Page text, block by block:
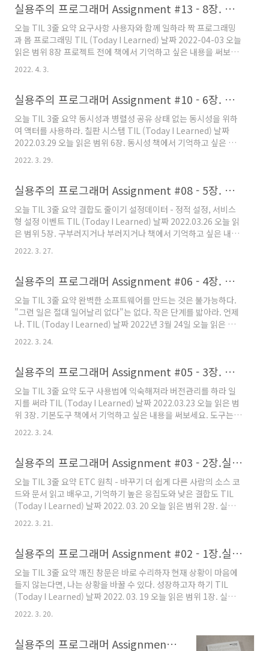
다. 모달 창의 바탕색은 회색이다. 요구사항이 맞다고 생각한다. ->
해답 : 이 문장만으로는 진짜 요구사항이 아니다. 무엇이 필요한지
알기 위해서 "왜?"라는 질문을 할 필요가 있다. 애플리케이션은 프
론트엔드 프로세스 몇개와 백엔드 서버로 구성된다 요구사항이 아
니라고 생각한다. 몇개의 프론트엔드와 백엔드 서버로 구현할지는
고객의 ..
실용주의 프로그래머 Assignment #13 - 8장. 프로젝트 전에
오늘 TIL 3줄 요약 요구사항 사용자와 함께 일하라 짝 프로그래밍
과 몹 프로그래밍 TIL (Today I Learned) 날짜 2022-04-03 오늘
읽은 범위 8장 프로젝트 전에 책에서 기억하고 싶은 내용을 써보세
요. 신입 개발자들이 자주 범하는 실수는 이런 요청 사항을 받았을
때 바로 해결책을 구현해 버리는 것이다. 하지만 의뢰인이 미처 고
키울 수 있는 상황이기도 하다. 요구사항은 피드백을 반복하며 알게
된다. 말로 표현하기 어려울 때도 있다. 목업이나 프로토타입을 만
들어서 의뢰인에게 직접 다루어 볼 수 있도록 한다. 만든 모형이나
프로토 타입이 이리저리 바꾸기 쉬워서 의뢰인과 대화하는 도중에
도 계속 바꿀 수 있다면 이상적이다. 실용주..
2022. 4. 3.
실용주의 프로그래머 Assignment #10 - 6장. 동시성
오늘 TIL 3줄 요약 동시성과 병렬성 공유 상태 없는 동시성을 위하
여 액터를 사용하라. 칠판 시스템 TIL (Today I Learned) 날짜
2022.03.29 오늘 읽은 범위 6장. 동시성 책에서 기억하고 싶은 내
용을 써보세요. 동시성(Concurrency): 둘 이상의 코드 조각이 실
행될 때 동시에 실행 중인 것처럼 행동하는 것 병렬성
있다. 여러분의 애플리케이션이 실제 세상을 다루기 원한다면 동시
성은 필수다. 세상은 비동기적이기 때문이다. 동시성이나 병렬성을
지원하는 코드를 쓰는 건 왜 어려울까? 한가지 이유는 우리가 프로
그래밍을 순차적 시스템으로 배워서다. 순차적으로 사용할 땐 비교
적 안전하지만, 동시에 두가지 일이 일어..
2022. 3. 29.
실용주의 프로그래머 Assignment #08 - 5장. 구부러지거나 부러지거나
오늘 TIL 3줄 요약 결합도 줄이기 설정데이터 - 정적 설정, 서비스
형 설정 이벤트 TIL (Today I Learned) 날짜 2022.03.26 오늘 읽
은 범위 5장. 구부러지거나 부러지거나 책에서 기억하고 싶은 내용
을 써보세요. 결합도 줄이기 가능한 한 느슨하고 유연한 코드를 작
성해야한다. 그렇지 않으면 코드는 금세 낡고 수정하기 어려워지고,
은 방법은 물론 가능한 한 코드를 적게 작성하는 것이다. 코드 수정
은 새로운 버그가 생기는 계기이기도하다. 높은 결합도는 변경의 적
이다. 결합도가 낮은 코드가 바꾸기 쉽다. 소프트웨어 구조는 유연
해야한다. 다음과 같은 결합의 증상을 놓치지 않도록 주의해라 개발
자가 수정하는 부분이 시스템에 어떤 ..
2022. 3. 27.
실용주의 프로그래머 Assignment #06 - 4장. 실용주의 편집증
오늘 TIL 3줄 요약 완벽한 소프트웨어를 만드는 것은 불가능하다.
"그런 일은 절대 일어날리 없다"는 없다. 작은 단계를 밟아라. 언제
나. TIL (Today I Learned) 날짜 2022년 3월 24일 오늘 읽은 범
위 4장. 실용주의 편집증 책에서 기억하고 싶은 내용을 써보세요.
여러분은 완벽한 소프트웨어를 만들 수 없다. 삶의 공리로 인정하고
때문이다. 그리 길지 않은 컴퓨터 역사를 통틀어 어느 누구도 완벽
한 소프트웨어를 만들지 못했다. (중략) 그래봐야 일관성을 확인하
고 데이터베이스 칼럼에 제약을 거는 정도로 뿌듯해 하는 경우가 대
부분이다. 모든 프로그래머가 자기 경력을 쌓는 초기부터 암기해야
하는 계명이 있는것 같다. 요구사항,..
2022. 3. 24.
실용주의 프로그래머 Assignment #05 - 3장. 기본도구
오늘 TIL 3줄 요약 도구 사용법에 익숙해져라 버전관리를 하라 일
지를 써라 TIL (Today I Learned) 날짜 2022.03.23 오늘 읽은 범
위 3장. 기본도구 책에서 기억하고 싶은 내용을 써보세요. 도구는
여러분의 재능을 증폭한다. 도구가 더 훌륭하고 여러분이 더 사용법
에 능숙해질수록 여러분의 생산성은 더 높아질 것이다. 마우스나 트
제풀이일 뿐이라는 사실을 받아들이고, 그런 마음으로 공략하라. 비
난 대신 문제를 해결하라 경계조건과 실제 최종사용자의 패턴 모두
를 철저히 테스트 해야한다. 엔지니어링 일지 - 기억보다 더 믿을 만
하다. 오늘 읽은 소감은? 떠오르는 생각을 가볍게 적어보세요 오늘
은 다양한 도구에 대한 이야기였다. 이미 내..
2022. 3. 24.
실용주의 프로그래머 Assignment #03 - 2장.실용주의 접근법
오늘 TIL 3줄 요약 ETC 원칙 - 바꾸기 더 쉽게 다른 사람의 소스 코
드와 문서 읽고 배우고, 기억하기 높은 응집도와 낮은 결합도 TIL
(Today I Learned) 날짜 2022. 03. 20 오늘 읽은 범위 2장. 실용
주의 접근법 책에서 기억하고 싶은 내용을 써보세요. ETC원칙 - 바
꾸기 더 쉽게 왜 결합도를 줄이면 좋은가? 관심사를 분리함으로써
가? 요구사항이 바뀌더라도 모듈 하나만 바꿔서 반영 할 수 있기 때
문이다. 왜 이름 짓기가 중요한가? 이름이 좋으면 코드가 읽기 쉬워
지고, 코드를 바꾸려면 코드를 읽어야 하기 때문이다. ETC는 규칙
이 아닌 가치이다. 파일을 저장할때, 테스트를 쓸때, 버그를 수정할
때도 '바꾸기 더 ..
2022. 3. 21.
실용주의 프로그래머 Assignment #02 - 1장.실용주의 철학
오늘 TIL 3줄 요약 깨진 창문은 바로 수리하자 현재 상황이 마음에
들지 않는다면, 나는 상황을 바꿀 수 있다. 성장하고자 하기 TIL
(Today I Learned) 날짜 2022. 03. 19 오늘 읽은 범위 1장. 실용
주의 철학 책에서 기억하고 싶은 내용을 써보세요. 많은 개발자들이
불만에 가득 차있다. 그 종류는 다양해서, 누군가는 자신의 성과를
몰라준다고, 월급이 너무 적다고, 팀 분위기가 좋지 않다고, 재택근
무를 하고 싶어하기도 한다. 변화를 기피하는 개발자들이 많다. 스
2022. 3. 20.
실용주의 프로그래머 Assignment #01 - 책 인증